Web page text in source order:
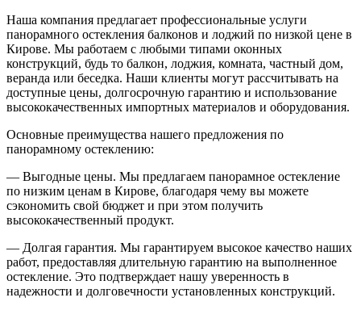
Наша компания предлагает профессиональные услуги
панорамного остекления балконов и лоджий по низкой цене в
Кирове. Мы работаем с любыми типами оконных
конструкций, будь то балкон, лоджия, комната, частный дом,
веранда или беседка. Наши клиенты могут рассчитывать на
доступные цены, долгосрочную гарантию и использование
высококачественных импортных материалов и оборудования.
Основные преимущества нашего предложения по
панорамному остеклению:
— Выгодные цены. Мы предлагаем панорамное остекление
по низким ценам в Кирове, благодаря чему вы можете
сэкономить свой бюджет и при этом получить
высококачественный продукт.
— Долгая гарантия. Мы гарантируем высокое качество наших
работ, предоставляя длительную гарантию на выполненное
остекление. Это подтверждает нашу уверенность в
надежности и долговечности установленных конструкций.